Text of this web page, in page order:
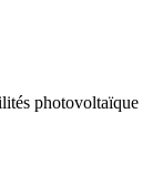
photovoltaïque